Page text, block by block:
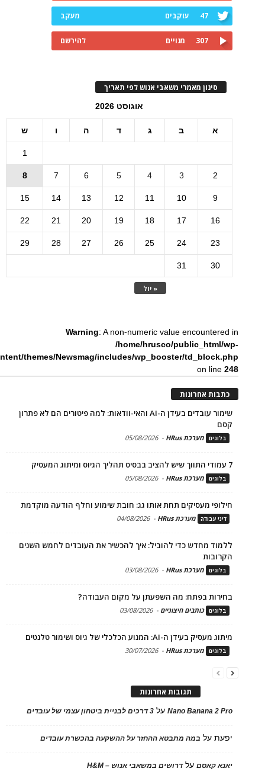
47 עוקבים מעקב
307 מנויים להירשם
סינון מאמרי משאבי אנוש לפי תאריך
אוגוסט 2026
א ב ג ד ה ו ש
« יול
1
2
3
4
5
6
7
8
9
10
11
12
13
14
15
16
17
18
19
20
21
22
23
24
25
26
27
28
29
30
31
Warning: A non-numeric value encountered in
/home/hrusco/public_html/wp-
themes/Newsmag/includes/wp_booster/td_block.php
on line248
כתבות אחרונות
שימור עובדים בעידן ה-AI והאי-וודאות: למה פיטורים הם לא פתרון
קסם
בלוגים מערכת HRus -
05/08/2026
7 עמודי התווך שיש להציב בבסיס תהליך הגיוס ומיתוג המעסיק
בלוגים מערכת HRus -
05/08/2026
חילופי מעסיקים תחת אותו גג: חובת שימוע וחלף הודעה מוקדמת
דיני עבודה מערכת HRus -
04/08/2026
ללמוד מחדש כדי להוביל: איך להכשיר את העובדים לחמש השנים
הקרובות
בלוגים מערכת HRus -
03/08/2026
בחירות בפתח: מה השפעתן על מקום העבודה?
בלוגים כותבים חיצוניים -
03/08/2026
מיתוג מעסיק בעידן ה-AI: המנוע הכלכלי של גיוס ושימור טלנטים
בלוגים מערכת HRus -
30/07/2026
תגובות אחרונות
Nano Banana 2 Proעל 3 דרכים לבניית ביטחון עצמי של עובדים
יפעתעל במה מתבטא ההחזר על ההשקעה בהכשרת עובדים
יאנא קאסםעלדרושים במשאבי אנוש – H&M